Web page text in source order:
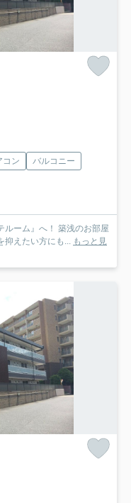
コン
バルコニー
ルーム』へ！ 築浅のお部屋
抑えたい方にも... もっと見